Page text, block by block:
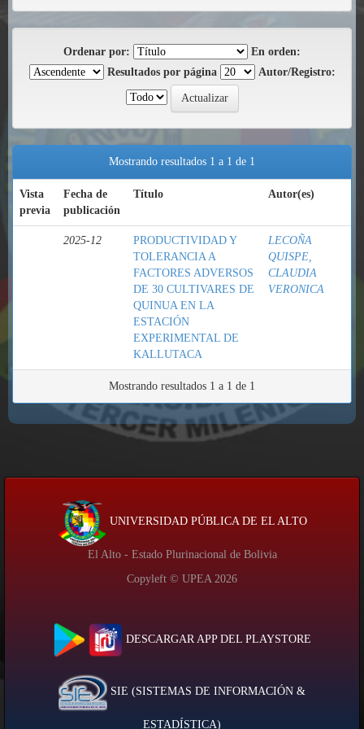
Ordenar por:
En orden:
Resultados por página
Autor/Registro:
Mostrando resultados 1 a 1 de 1
Vista
previa
Fecha de
publicación
Título Autor(es)
2025-12
PRODUCTIVIDAD Y
TOLERANCIA A
FACTORES ADVERSOS
DE 30 CULTIVARES DE
QUINUA EN LA
ESTACIÓN
EXPERIMENTAL DE
KALLUTACA
LECOÑA
QUISPE,
CLAUDIA
VERONICA
Mostrando resultados 1 a 1 de 1
UNIVERSIDAD PÚBLICA DE EL ALTO
El Alto - Estado Plurinacional de Bolivia
Copyleft © UPEA 2026
DESCARGAR APP DEL PLAYSTORE
SIE (SISTEMAS DE INFORMACIÓN &
ESTADÍSTICA)